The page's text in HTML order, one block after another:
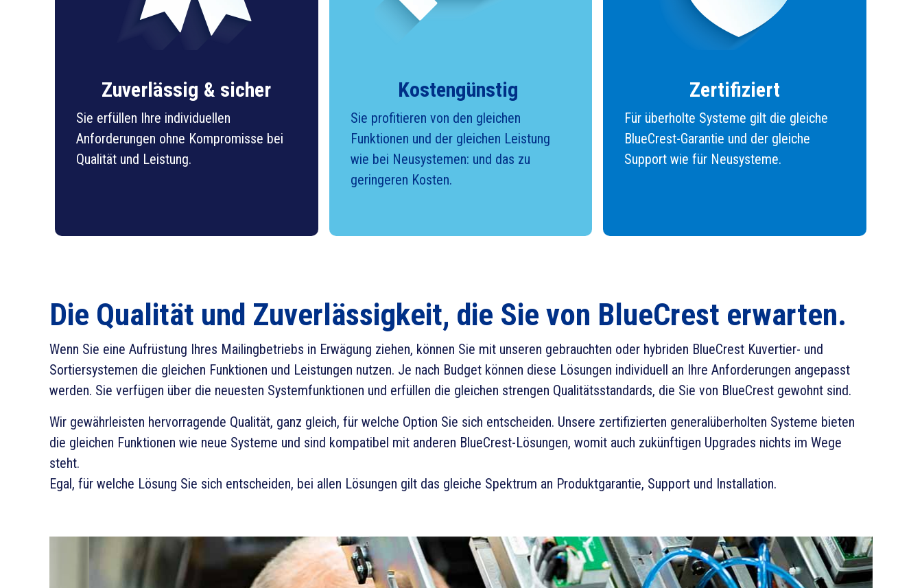
Zuverlässig & sicher
Sie erfüllen Ihre individuellen
Anforderungen ohne Kompromisse bei
Qualität und Leistung.
Kostengünstig
Sie profitieren von den gleichen
Funktionen und der gleichen Leistung
wie bei Neusystemen: und das zu
geringeren Kosten.
Zertifiziert
Für überholte Systeme gilt die gleiche
BlueCrest-Garantie und der gleiche
Support wie für Neusysteme.
Die Qualität und Zuverlässigkeit, die Sie von BlueCrest erwarten.
Wenn Sie eine Aufrüstung Ihres Mailingbetriebs in Erwägung ziehen, können Sie mit unseren gebrauchten oder hybriden BlueCrest Kuvertier- und
Sortiersystemen die gleichen Funktionen und Leistungen nutzen. Je nach Budget können diese Lösungen individuell an Ihre Anforderungen angepasst
werden. Sie verfügen über die neuesten Systemfunktionen und erfüllen die gleichen strengen Qualitätsstandards, die Sie von BlueCrest gewohnt sind.
Wir gewährleisten hervorragende Qualität, ganz gleich, für welche Option Sie sich entscheiden. Unsere zertifizierten generalüberholten Systeme bieten
die gleichen Funktionen wie neue Systeme und sind kompatibel mit anderen BlueCrest-Lösungen, womit auch zukünftigen Upgrades nichts im Wege
steht.
Egal, für welche Lösung Sie sich entscheiden, bei allen Lösungen gilt das gleiche Spektrum an Produktgarantie, Support und Installation.